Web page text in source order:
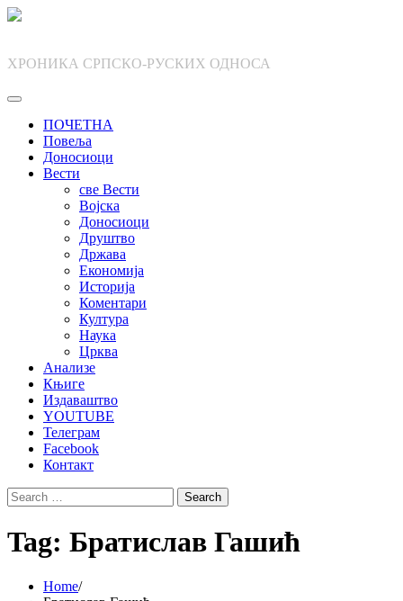
Skip
ХРОНИКА СРПСКО-РУСКИХ ОДНОСА
ПОЧЕТНА
Повеља
Доносиоци
Вести
све Вести
Војска
Доносиоци
Друштво
Држава
Економија
Историја
Коментари
Култура
Наука
Црква
Анализе
Књиге
Издаваштво
YOUTUBE
Телеграм
Facebook
Контакт
Search
for:
Tag: Братислав Гашић
Home